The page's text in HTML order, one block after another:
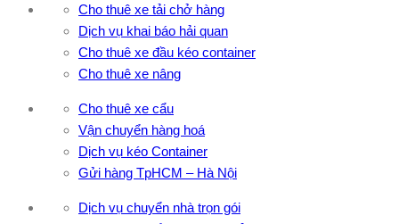
Cho thuê xe tải chở hàng
Dịch vụ khai báo hải quan
Cho thuê xe đầu kéo container
Cho thuê xe nâng
Cho thuê xe cẩu
Vận chuyển hàng hoá
Dịch vụ kéo Container
Gửi hàng TpHCM – Hà Nội
Dịch vụ chuyển nhà trọn gói